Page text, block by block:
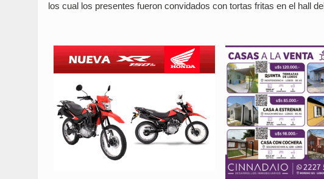
los cual los presentes fueron convidados con tortas fritas en el hall